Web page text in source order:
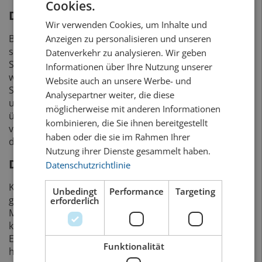
Das passiert beim Keimen
Bereits am ersten Keim-Tag wird der Wurzelkeim
sichtbar – es bildet sich eine kleine Spitze auf der
Seite des Embryos. Wenn dieses Korn bereits jetzt
wieder getrocknet wird, enthält man das sogenannte
Spitzmalz. Im Spitzmalz sind die Stoffe nur angelöst
und es bleibt somit mehr hochmolekulares Eiweiss
übrig, das dem Bier zu einem besseren Schaum
verhilft. Ich glaube es liegt bereits auf der Hand, dass
das Mälzen eine Wissenschaft für sich ist.
Die Kunst des Röstens
Karamalz entsteht, wenn das Malz bei rund 180°C
geröstet wird. Bei dieser Temperatur beginnt die
Maltose, die wichtigste Zuckerart im Korn, zu
karamellisieren. Allerdings ist das keine neuere
Erfindung der Röstmeister, im Gegenteil: Früher
haben wohl viele Biere nach Karamell geschmeckt,
FRENCH
Cookies.
Wir verwenden Cookies, um Inhalte und
Anzeigen zu personalisieren und unseren
Datenverkehr zu analysieren. Wir geben
Informationen über Ihre Nutzung unserer
Website auch an unsere Werbe- und
Analysepartner weiter, die diese
möglicherweise mit anderen Informationen
kombinieren, die Sie ihnen bereitgestellt
haben oder die sie im Rahmen Ihrer
Nutzung ihrer Dienste gesammelt haben.
Datenschutzrichtlinie
Unbedingt
erforderlich
Performance Targeting
Funktionalität